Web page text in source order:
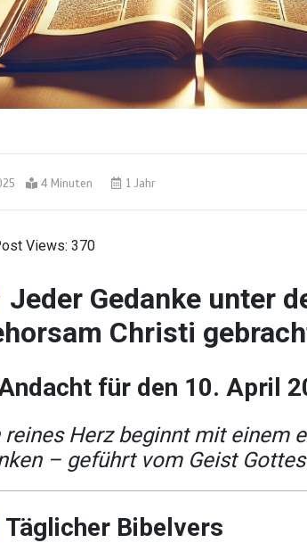
4 Minuten 1 Jahr
Views: 370
Jeder Gedanke unter
Christi
für den 10. April
reines Herz beginnt mit einem
– geführt vom Geist
Täglicher Bibelvers